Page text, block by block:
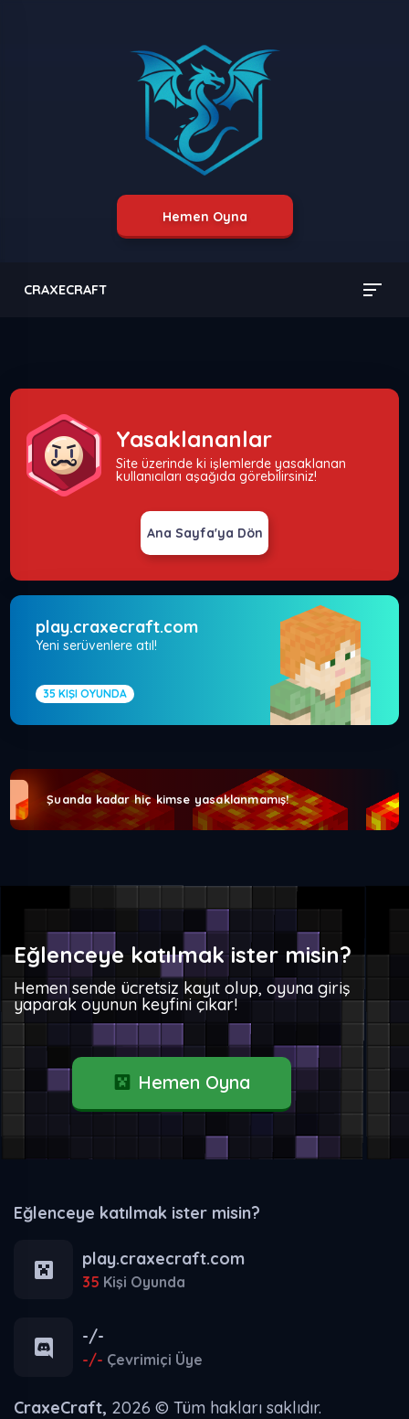
Hemen Oyna
CRAXECRAFT
Yasaklananlar
Site üzerinde ki işlemlerde yasaklanan
kullanıcıları aşağıda görebilirsiniz!
Ana Sayfa'ya Dön
play.craxecraft.com
Yeni serüvenlere atıl!
35 KIŞI OYUNDA
Şuanda kadar hiç kimse yasaklanmamış!
Eğlenceye katılmak ister misin?
Hemen sende ücretsiz kayıt olup, oyuna giriş
yaparak oyunun keyfini çıkar!
Hemen Oyna
Eğlenceye katılmak ister misin?
play.craxecraft.com
35 Kişi Oyunda
-/-
-/- Çevrimiçi Üye
CraxeCraft, 2026 © Tüm hakları saklıdır.